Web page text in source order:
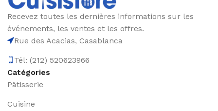
Recevez toutes les dernières informations sur les
événements, les ventes et les offres.
Rue des Acacias, Casablanca
Tél: (212) 520623966
Catégories
Pâtisserie
Cuisine